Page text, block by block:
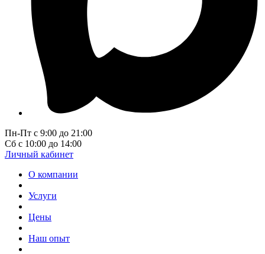
Пн-Пт с 9:00 до 21:00
Сб с 10:00 до 14:00
Личный кабинет
О компании
Услуги
Цены
Наш опыт